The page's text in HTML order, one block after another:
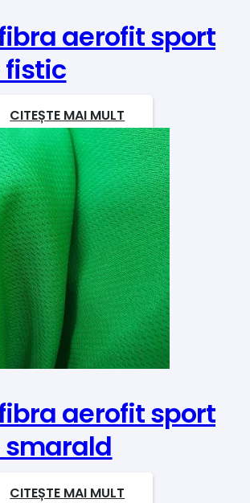
aerofit sport
fistic
CITEȘTE MAI MULT
aerofit sport
smarald
CITEȘTE MAI MULT